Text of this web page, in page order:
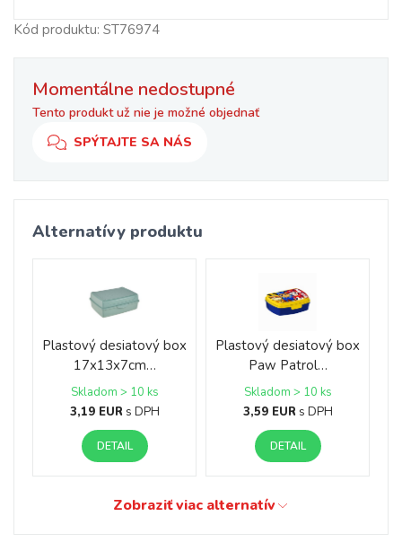
Kód produktu: ST76974
Momentálne nedostupné
Tento produkt už nie je možné objednať
SPÝTAJTE SA NÁS
Alternatívy produktu
Plastový desiatový box
17x13x7cm…
Skladom > 10 ks
3,19 EUR s DPH
DETAIL
Plastový desiatový box
Paw Patrol…
Skladom > 10 ks
3,59 EUR s DPH
DETAIL
Zobraziť viac alternatív